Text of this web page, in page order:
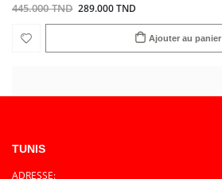
445.000 TND 289.000 TND
Ajouter au panier
TUNIS
ADRESSE: